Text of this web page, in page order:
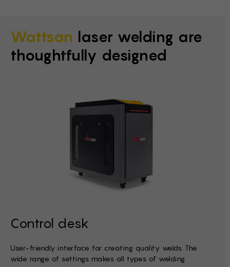
Wattsan laser welding are
thoughtfully designed
Control desk
User-friendly interface for creating quality welds. The
wide range of settings makes all types of welding